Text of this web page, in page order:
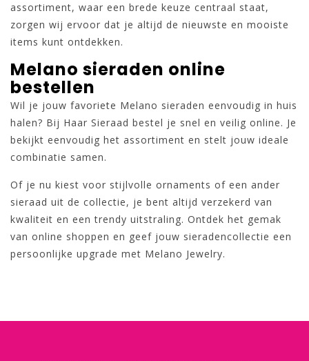
assortiment, waar een brede keuze centraal staat,
zorgen wij ervoor dat je altijd de nieuwste en mooiste
items kunt ontdekken.
Melano sieraden online
bestellen
Wil je jouw favoriete Melano sieraden eenvoudig in huis
halen? Bij Haar Sieraad bestel je snel en veilig online. Je
bekijkt eenvoudig het assortiment en stelt jouw ideale
combinatie samen.
Of je nu kiest voor stijlvolle ornaments of een ander
sieraad uit de collectie, je bent altijd verzekerd van
kwaliteit en een trendy uitstraling. Ontdek het gemak
van online shoppen en geef jouw sieradencollectie een
persoonlijke upgrade met Melano Jewelry.